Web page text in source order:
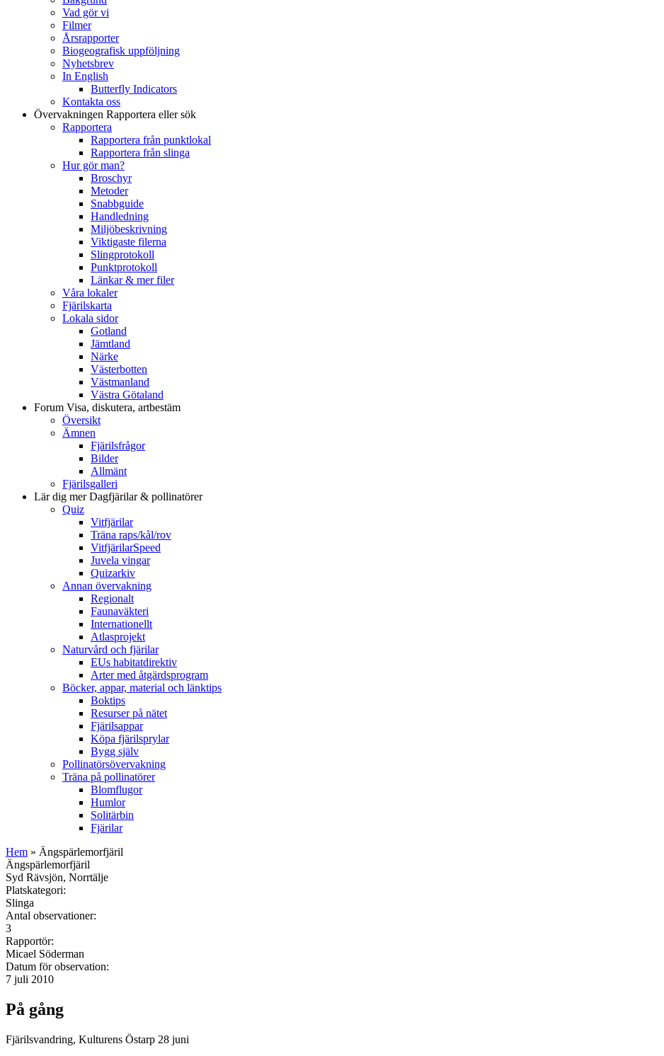
Vad gör vi
Filmer
Årsrapporter
Biogeografisk uppföljning
Nyhetsbrev
In English
Butterfly Indicators
Kontakta oss
Övervakningen Rapportera eller sök
Rapportera
Rapportera från punktlokal
Rapportera från slinga
Hur gör man?
Broschyr
Metoder
Snabbguide
Handledning
Miljöbeskrivning
Viktigaste filerna
Slingprotokoll
Punktprotokoll
Länkar & mer filer
Våra lokaler
Fjärilskarta
Lokala sidor
Gotland
Jämtland
Närke
Västerbotten
Västmanland
Västra Götaland
Forum Visa, diskutera, artbestäm
Översikt
Ämnen
Fjärilsfrågor
Bilder
Allmänt
Fjärilsgalleri
Lär dig merDagfjärilar & pollinatörer
Quiz
Vitfjärilar
Träna raps/kål/rov
VitfjärilarSpeed
Juvela vingar
Quizarkiv
Annan övervakning
Regionalt
Faunaväkteri
Internationellt
Atlasprojekt
Naturvård och fjärilar
EUs habitatdirektiv
Arter med åtgärdsprogram
Böcker, appar, material och länktips
Boktips
Resurser på nätet
Fjärilsappar
Köpa fjärilsprylar
Bygg själv
Pollinatörsövervakning
Träna på pollinatörer
Blomflugor
Humlor
Solitärbin
Fjärilar
Hem » Ängspärlemorfjäril
Ängspärlemorfjäril
Syd Rävsjön, Norrtälje
Platskategori:
Slinga
Antal observationer:
3
Rapportör:
Micael Söderman
Datum för observation:
7 juli 2010
På gång
Fjärilsvandring, Kulturens Östarp 28 juni